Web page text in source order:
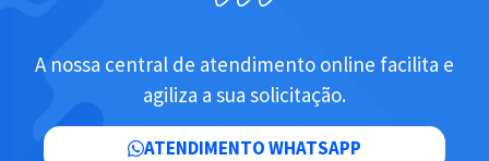
A nossa central de atendimento online facilita e
agiliza a sua solicitação.
ATENDIMENTO WHATSAPP